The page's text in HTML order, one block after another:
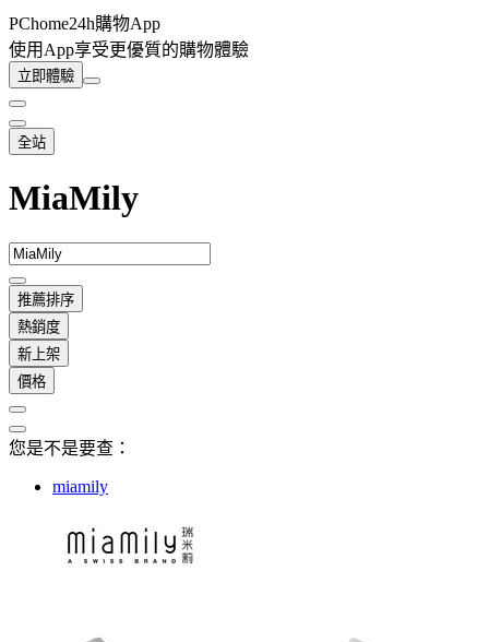
PChome24h購物App
使用App享受更優質的購物體驗
立即體驗
全站
MiaMily
推薦排序
熱銷度
新上架
價格
您是不是要查：
miamily